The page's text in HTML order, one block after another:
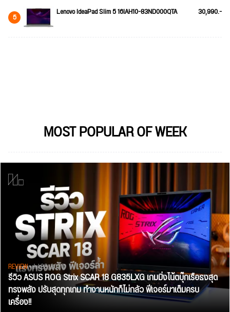
5 Lenovo IdeaPad Slim 5 16IAH10-83ND000QTA 30,990.-
MOST POPULAR OF WEEK
REVIEW• Jul 28, 2026
รีวิว ASUS ROG Strix SCAR 18 G835LXG เกมมิ่งโน้ตบุ๊กเรือธงสุด
ทรงพลัง ปรับสุดทุกเกม ทำงานหนักก็ไม่กลัว ฟีเจอร์มาเต็มครบ
เครื่อง!!